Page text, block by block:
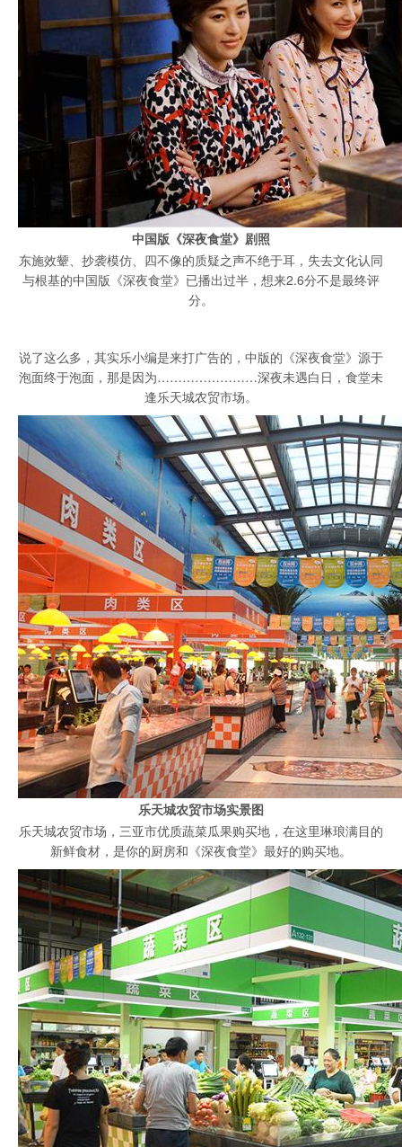
中国版《深夜食堂》剧照
东施效颦、抄袭模仿、四不像的质疑之声不绝于耳，失去文化认同
与根基的中国版《深夜食堂》已播出过半，想来2.6分不是最终评
分。
说了这么多，其实乐小编是来打广告的，中版的《深夜食堂》源于
泡面终于泡面，那是因为……………………深夜未遇白日，食堂未
逢乐天城农贸市场。
乐天城农贸市场实景图
乐天城农贸市场，三亚市优质蔬菜瓜果购买地，在这里琳琅满目的
新鲜食材，是你的厨房和《深夜食堂》最好的购买地。